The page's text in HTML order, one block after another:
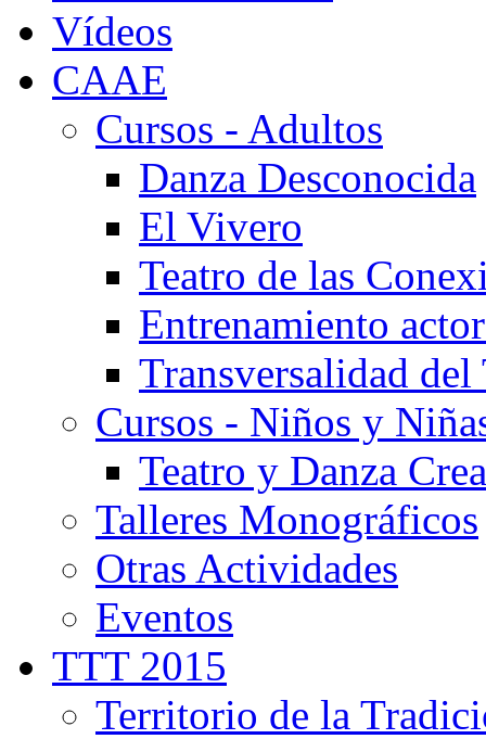
Vídeos
CAAE
Cursos - Adultos
Danza Desconocida
El Vivero
Teatro de las
Entrenamiento
Transversalidad del
Cursos - Niños y
Teatro y Danza
Talleres Monográficos
Otras Actividades
Eventos
TTT 2015
Territorio de la